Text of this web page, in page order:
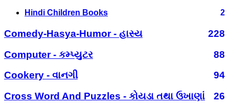
Hindi Children Books 2
Comedy-Hasya-Humor - હાસ્ય
228
Computer - કમ્પ્યુટર
88
Cookery - વાનગી
94
Cross Word And Puzzles - કોયડા તથા ઉખાણાં
26